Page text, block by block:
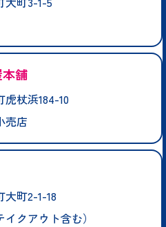
舗
杖浜184-10
売店
町2-1-18
クアウト含む）